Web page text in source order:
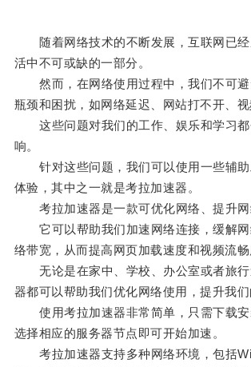
随着网络技术的不断发展，互联网已经
活中不可或缺的一部分。
然而，在网络使用过程中，我们不可避
瓶颈和困扰，如网络延迟、网站打不开、视
这些问题对我们的工作、娱乐和学习都
响。
针对这些问题，我们可以使用一些辅助
体验，其中之一就是考拉加速器。
考拉加速器是一款可优化网络、提升网
它可以帮助我们加速网络连接，缓解网
络带宽，从而提高网页加载速度和视频流畅
无论是在家中、学校、办公室或者旅行
器都可以帮助我们优化网络使用，提升我们
使用考拉加速器非常简单，只需下载安
选择相应的服务器节点即可开始加速。
考拉加速器支持多种网络环境，包括